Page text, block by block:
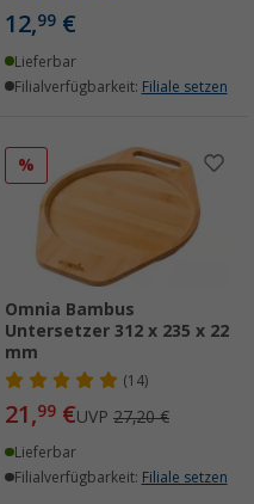
12,99 €
Lieferbar
Filialverfügbarkeit: Filiale setzen
%
Omnia Bambus
Untersetzer 312 x 235 x 22
mm
(14)
21,99 €UVP 27,20 €
Lieferbar
Filialverfügbarkeit: Filiale setzen